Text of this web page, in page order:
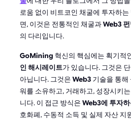
로움 없이 비트코인 채굴에 투자하
면, 이것은 전통적인 채굴과Web3
의 다리입니다.
GoMining 혁신의 핵심에는 획기적
인 해시레이트가 있습니다. 그것은
아닙니다. 그것은 Web3 기술을 통해
워를 소유하고, 거래하고, 성장시키
니다. 이 접근 방식은 Web3에 투자하
호화폐, 수동적 소득 및 실제 자산 지